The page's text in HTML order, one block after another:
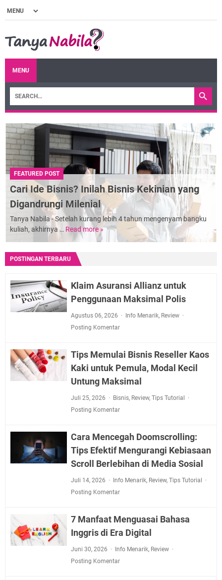
MENU
FEATURED POST
Cari Ide Bisnis? Inilah Bisnis Kekinian yang
Digandrungi Milenial
Tanya Nabila - Setelah kurang lebih 4 tahun mengenyam bangku
kuliah, akhirnya … Read more » Cari
Ide
Kekinian
Digandrungi
Milenial
POSTINGAN TERBARU
Klaim Asuransi Allianz untuk
Penggunaan Maksimal Polis
Agustus 06, 2026 Info Menarik, Review
Posting Komentar
Tips Memulai Bisnis Reseller Kaos
Kaki untuk Pemula, Modal Kecil
Untung Maksimal
Juli 25, 2026 Bisnis, Review, Tips Tutorial
Posting Komentar
Cara Mencegah Doomscrolling:
Tips Efektif Mengurangi Kebiasaan
Scroll Berlebihan di Media Sosial
Juli 14, 2026 Info Menarik, Review, Tips Tutorial
Posting Komentar
7 Manfaat Menguasai Bahasa
Inggris di Era Digital
Juni 30, 2026 Info Menarik, Review
Posting Komentar